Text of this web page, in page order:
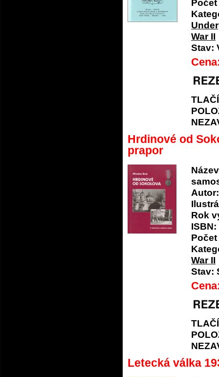
War II
Stav:
Hrdinové od
prapor
Autor:
Rok
ISBN:
War II
Stav:
Letecká válka